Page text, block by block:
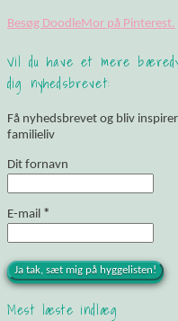
Besøg DoodleMor på Pinterest.
Vil du have et mere
dig nyhedsbrevet:
Få nyhedsbrevet og bliv
familieliv
Dit fornavn
E-mail *
Mest læste indlæg